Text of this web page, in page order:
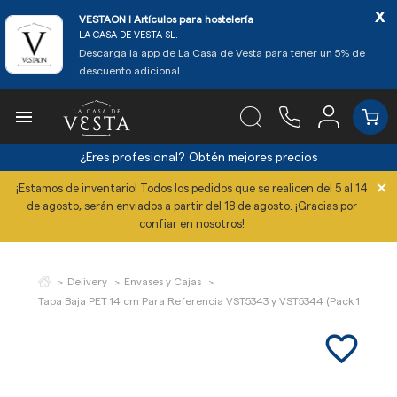
VESTAON l Artículos para hostelería
LA CASA DE VESTA SL.
Descarga la app de La Casa de Vesta para tener un 5% de
descuento adicional.
x

¿Eres profesional? Obtén mejores precios
¡Estamos de inventario! Todos los pedidos que se realicen del 5 al 14
de agosto, serán enviados a partir del 18 de agosto. ¡Gracias por
confiar en nosotros!
×
Delivery
Envases y Cajas
Tapa Baja PET 14 cm Para Referencia VST5343 y VST5344 (Pack 100 Uds)
favorite_border